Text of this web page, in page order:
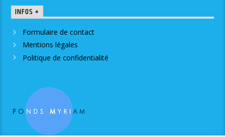
INFOS +
Formulaire de contact
Mentions légales
Politique de confidentialité